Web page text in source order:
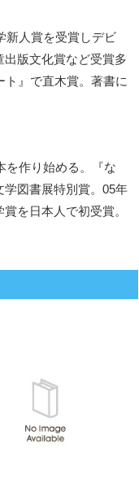
新人賞を受賞しデビ
出版文化賞など受賞多
』で直木賞。著書に
を作り始める。『な
図書展特別賞。05年
を日本人で初受賞。